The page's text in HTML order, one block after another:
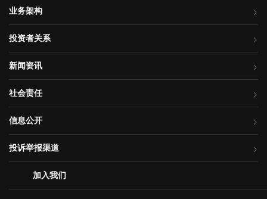
业务架构
投资者关系
新闻资讯
社会责任
信息公开
投诉举报渠道
加入我们